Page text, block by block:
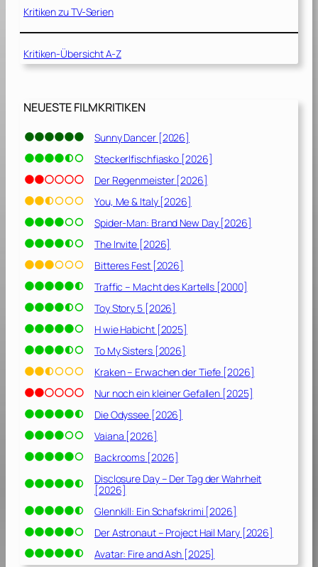
]
Kritiken zu TV-Serien
Kritiken-Übersicht A-Z
NEUESTE FILMKRITIKEN
Sunny Dancer [2026]
Steckerlfischfiasko [2026]
Der Regenmeister [2026]
You, Me & Italy [2026]
Spider-Man: Brand New Day [2026]
The Invite [2026]
Bitteres Fest [2026]
Traffic – Macht des Kartells [2000]
Toy Story 5 [2026]
H wie Habicht [2025]
To My Sisters [2026]
Kraken – Erwachen der Tiefe [2026]
Nur noch ein kleiner Gefallen [2025]
Die Odyssee [2026]
Vaiana [2026]
Backrooms [2026]
Disclosure Day – Der Tag der Wahrheit
[2026]
Glennkill: Ein Schafskrimi [2026]
Der Astronaut – Project Hail Mary [2026]
Avatar: Fire and Ash [2025]